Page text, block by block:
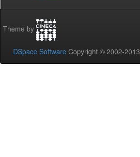
Theme by
DSpace Software Copyright © 2002-2013